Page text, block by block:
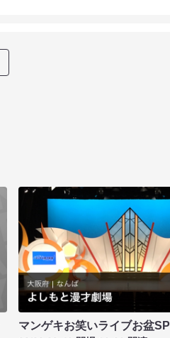
マンゲキお笑いライブお盆SP